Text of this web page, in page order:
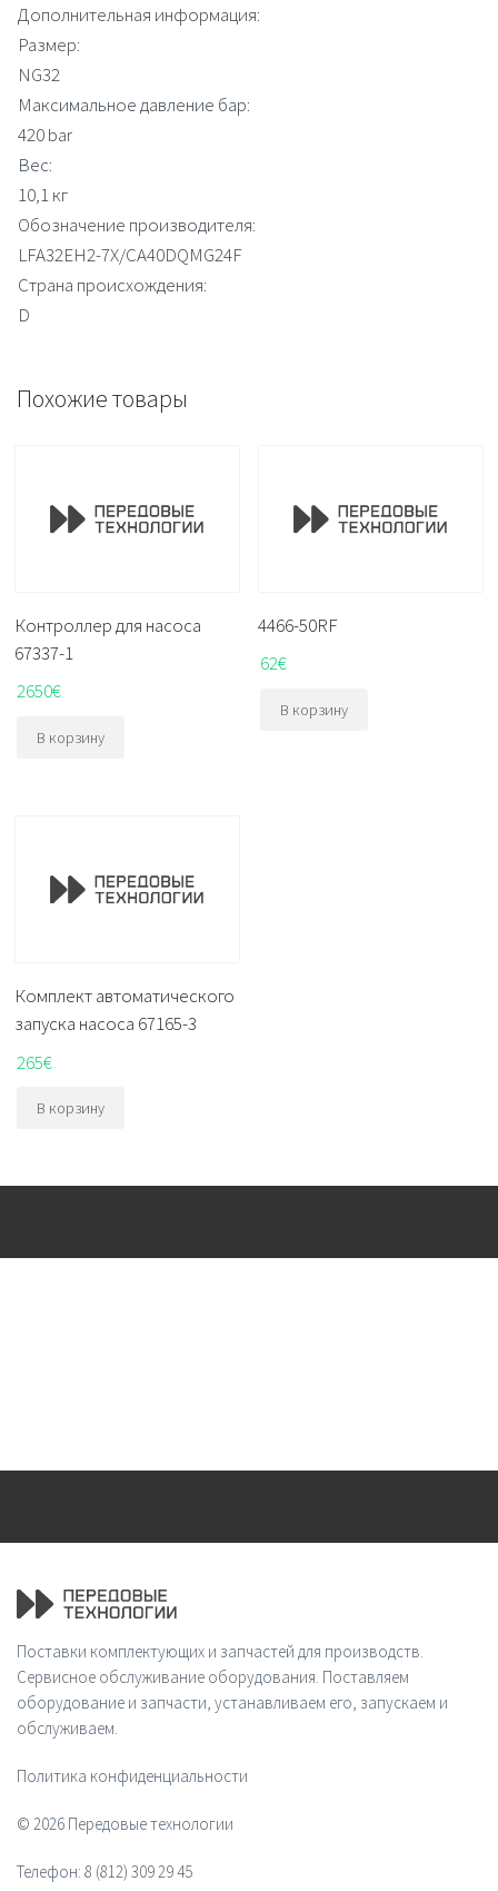
Дополнительная информация:
Размер:
NG32
Максимальное давление бар:
420 bar
Вес:
10,1 кг
Обозначение производителя:
LFA32EH2-7X/CA40DQMG24F
Страна происхождения:
D
Похожие товары
Контроллер для насоса
67337-1
2650€
В корзину
4466-50RF
62€
В корзину
Комплект автоматического
запуска насоса 67165-3
265€
В корзину
Поставки комплектующих и запчастей для производств.
Сервисное обслуживание оборудования. Поставляем
оборудование и запчасти, устанавливаем его, запускаем и
обслуживаем.
Политика конфиденциальности
© 2026 Передовые технологии
Телефон: 8 (812) 309 29 45